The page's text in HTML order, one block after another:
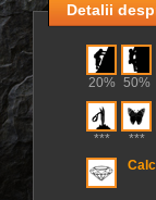
Detalii
20% 50%
*** ***